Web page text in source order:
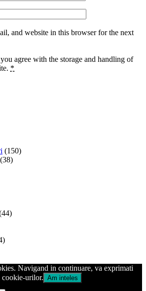
and website in this browser for the next
agree with the storage and handling of
*
(150)
(38)
Navigand in continuare, va exprimati
urilor. Am inteles